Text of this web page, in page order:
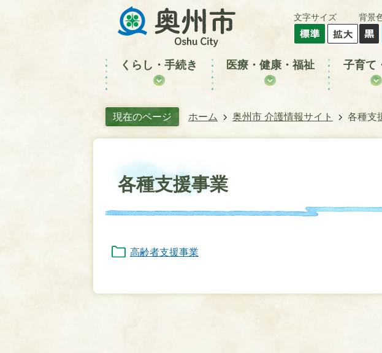
文字サイズ 背景
くらし・手続き 医療・健康・福祉 子育て
現在のページ ホーム 奥州市 介護情報サイト 各種支
各種支援事業
高齢者支援事業